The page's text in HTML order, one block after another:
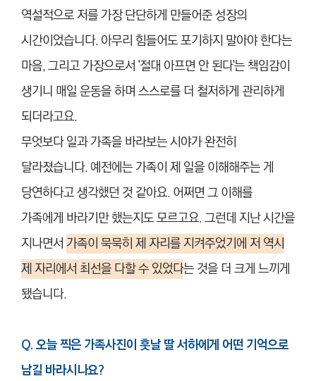
역설적으로 저를 가장 단단하게 만들어준 성장의
시간이었습니다. 아무리 힘들어도 포기하지 말아야 한다는
마음, 그리고 가장으로서 '절대 아프면 안 된다'는 책임감이
생기니 매일 운동을 하며 스스로를 더 철저하게 관리하게
되더라고요.
무엇보다 일과 가족을 바라보는 시야가 완전히
달라졌습니다. 예전에는 가족이 제 일을 이해해주는 게
당연하다고 생각했던 것 같아요. 어쩌면 그 이해를
가족에게 바라기만 했는지도 모르고요. 그런데 지난 시간을
지나면서 가족이 묵묵히 제 자리를 지켜주었기에 저 역시
제 자리에서 최선을 다할 수 있었다는 것을 더 크게 느끼게
됐습니다.
Q. 오늘 찍은 가족사진이 훗날 딸 서하에게 어떤 기억으로
남길 바라시나요?